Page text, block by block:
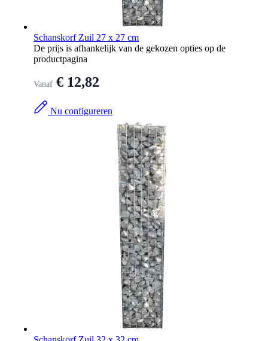
Schanskorf Zuil 27 x 27 cm
De prijs is afhankelijk van de gekozen opties op de
productpagina
Vanaf € 12,82
Nu configureren